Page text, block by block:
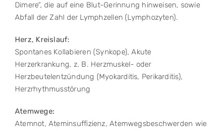
Dimere“, die auf eine Blut-Gerinnung hinweisen, sowie
Abfall der Zahl der Lymphzellen (Lymphozyten).
Herz, Kreislauf:
Spontanes Kollabieren (Synkope), Akute
Herzerkrankung, z. B. Herzmuskel- oder
Herzbeutelentzündung (Myokarditis, Perikarditis),
Herzrhythmusstörung
Atemwege:
Atemnot, Ateminsuffizienz, Atemwegsbeschwerden wie